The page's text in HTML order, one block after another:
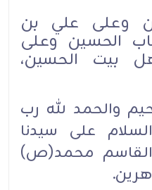
وعلى علي بن
الحسين وعلى
بيت الحسين،
والحمد لله رب
على سيدنا
القاسم محمد(ص)